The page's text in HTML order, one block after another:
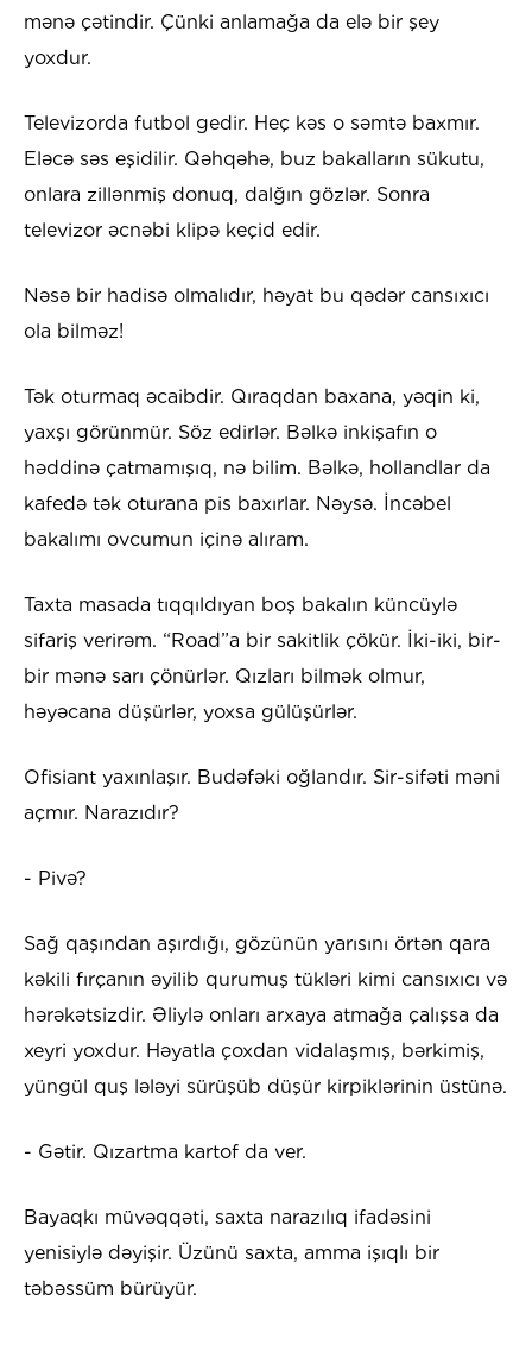
mənə çətindir. Çünki anlamağa da elə bir şey
yoxdur.
Televizorda futbol gedir. Heç kəs o səmtə baxmır.
Eləcə səs eşidilir. Qəhqəhə, buz bakalların sükutu,
onlara zillənmiş donuq, dalğın gözlər. Sonra
televizor əcnəbi klipə keçid edir.
Nəsə bir hadisə olmalıdır, həyat bu qədər cansıxıcı
ola bilməz!
Tək oturmaq əcaibdir. Qıraqdan baxana, yəqin ki,
yaxşı görünmür. Söz edirlər. Bəlkə inkişafın o
həddinə çatmamışıq, nə bilim. Bəlkə, hollandlar da
kafedə tək oturana pis baxırlar. Nəysə. İncəbel
bakalımı ovcumun içinə alıram.
Taxta masada tıqqıldıyan boş bakalın küncüylə
sifariş verirəm. “Road”a bir sakitlik çökür. İki-iki, bir-
bir mənə sarı çönürlər. Qızları bilmək olmur,
həyəcana düşürlər, yoxsa gülüşürlər.
Ofisiant yaxınlaşır. Budəfəki oğlandır. Sir-sifəti məni
açmır. Narazıdır?
- Pivə?
Sağ qaşından aşırdığı, gözünün yarısını örtən qara
kəkili fırçanın əyilib qurumuş tükləri kimi cansıxıcı və
hərəkətsizdir. Əliylə onları arxaya atmağa çalışsa da
xeyri yoxdur. Həyatla çoxdan vidalaşmış, bərkimiş,
yüngül quş lələyi sürüşüb düşür kirpiklərinin üstünə.
- Gətir. Qızartma kartof da ver.
Bayaqkı müvəqqəti, saxta narazılıq ifadəsini
yenisiylə dəyişir. Üzünü saxta, amma işıqlı bir
təbəssüm bürüyür.